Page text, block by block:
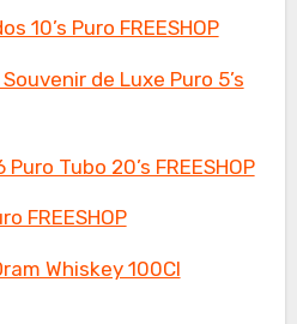
10’s Puro FREESHOP
de Luxe Puro 5’s
Tubo 20’s FREESHOP
FREESHOP
Whiskey 100Cl